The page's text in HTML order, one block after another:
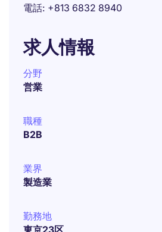
電話 +813 6832 8940
求人情報
分野
営業
職種
B2B
業界
製造業
勤務地
東京23区